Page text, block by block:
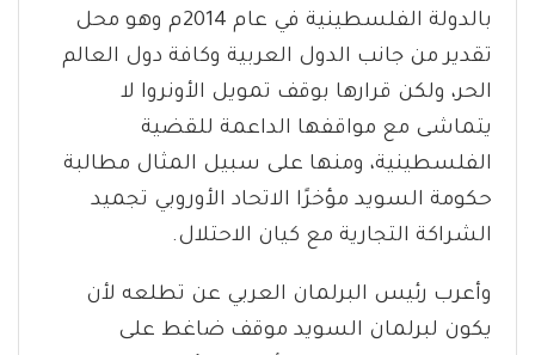
بالدولة الفلسطينية في عام 2014م وهو محل
تقدير من جانب الدول العربية وكافة دول العالم
الحر، ولكن قرارها بوقف تمويل الأونروا لا
يتماشى مع مواقفها الداعمة للقضية
الفلسطينية، ومنها على سبيل المثال مطالبة
حكومة السويد مؤخرًا الاتحاد الأوروبي تجميد
الشراكة التجارية مع كيان الاحتلال.
وأعرب رئيس البرلمان العربي عن تطلعه لأن
يكون لبرلمان السويد موقف ضاغط على